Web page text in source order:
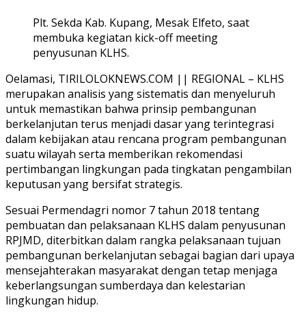
Plt. Sekda Kab. Kupang, Mesak Elfeto, saat
membuka kegiatan kick-off meeting
penyusunan KLHS.
Oelamasi, TIRILOLOKNEWS.COM || REGIONAL – KLHS
merupakan analisis yang sistematis dan menyeluruh
untuk memastikan bahwa prinsip pembangunan
berkelanjutan terus menjadi dasar yang terintegrasi
dalam kebijakan atau rencana program pembangunan
suatu wilayah serta memberikan rekomendasi
pertimbangan lingkungan pada tingkatan pengambilan
keputusan yang bersifat strategis.
Sesuai Permendagri nomor 7 tahun 2018 tentang
pembuatan dan pelaksanaan KLHS dalam penyusunan
RPJMD, diterbitkan dalam rangka pelaksanaan tujuan
pembangunan berkelanjutan sebagai bagian dari upaya
mensejahterakan masyarakat dengan tetap menjaga
keberlangsungan sumberdaya dan kelestarian
lingkungan hidup.